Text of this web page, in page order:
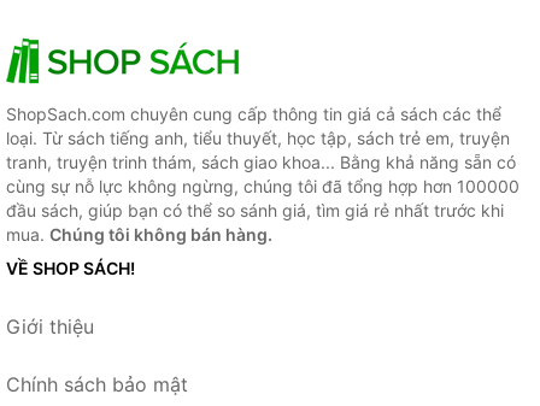
ShopSach.com chuyên cung cấp thông tin giá cả sách các thể
loại. Từ sách tiếng anh, tiểu thuyết, học tập, sách trẻ em, truyện
tranh, truyện trinh thám, sách giao khoa... Bằng khả năng sẵn có
cùng sự nỗ lực không ngừng, chúng tôi đã tổng hợp hơn 100000
đầu sách, giúp bạn có thể so sánh giá, tìm giá rẻ nhất trước khi
mua. Chúng tôi không bán hàng.
VỀ SHOP SÁCH!
Giới thiệu
Chính sách bảo mật